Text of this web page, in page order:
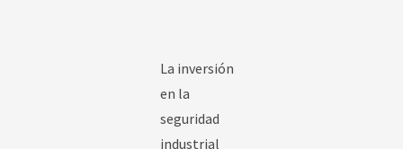
La inversión
en la
seguridad
industrial